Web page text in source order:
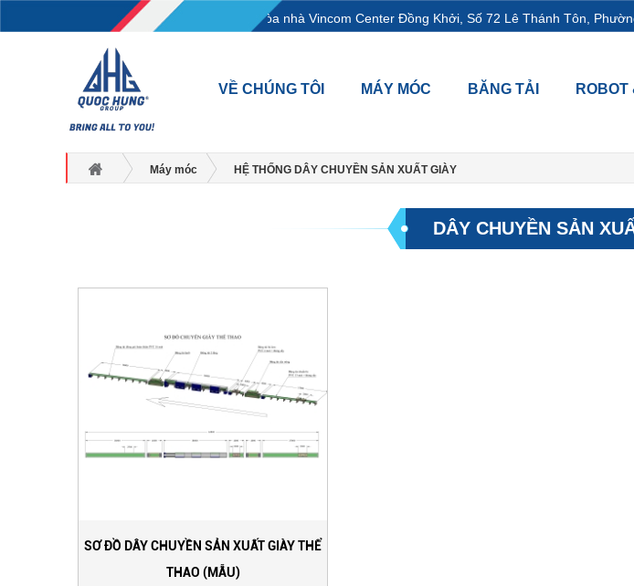
L18-11-13, Tầng 18, tòa nhà Vincom Center Đồng Khởi, Số 72 Lê Thánh Tôn, Phường
VỀ CHÚNG TÔI MÁY MÓC BĂNG TẢI
Máy móc HỆ THỐNG DÂY CHUYỀN SẢN XUẤT GIÀY
DÂY CHUYỀN SẢN
SƠ ĐỒ DÂY CHUYỀN SẢN XUẤT GIÀY THỂ
THAO (MẪU)